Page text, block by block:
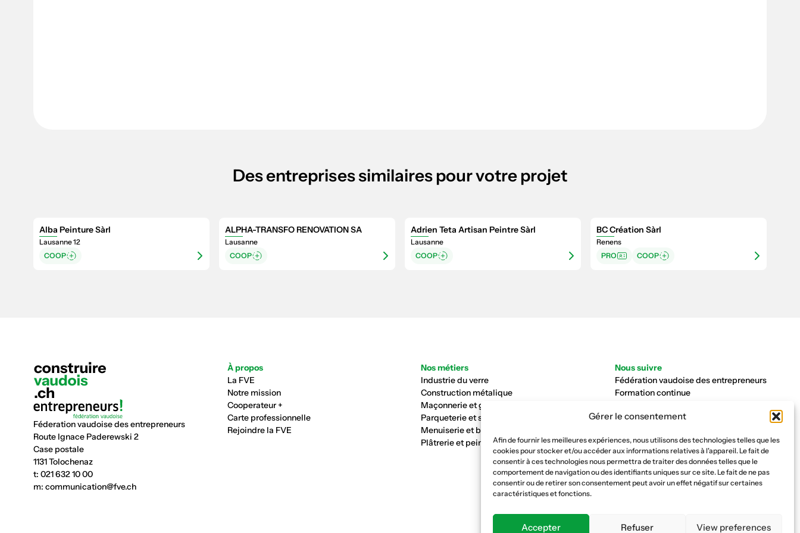
Gérer le consentement
Afin de fournir les meilleures expériences, nous utilisons des technologies telles que les
cookies pour stocker et/ou accéder aux informations relatives à l'appareil. Le fait de
consentir à ces technologies nous permettra de traiter des données telles que le
comportement de navigation ou des identifiants uniques sur ce site. Le fait de ne pas
consentir ou de retirer son consentement peut avoir un effet négatif sur certaines
caractéristiques et fonctions.
Accepter Refuser View preferences
Des entreprises similaires pour votre projet
Alba Peinture Sàrl
Lausanne 12
COOP
ALPHA-TRANSFO RENOVATION SA
Lausanne
COOP
Adrien Teta Artisan Peintre Sàrl
Lausanne
COOP
BC Création Sàrl
Renens
PRO
COOP
Féderation vaudoise des entrepreneurs
Route Ignace Paderewski 2
Case postale
1131 Tolochenaz
t: 021 632 10 00
m: communication@fve.ch
À propos
La FVE
Notre mission
Cooperateur +
Carte professionnelle
Rejoindre la FVE
Nos métiers
Industrie du verre
Construction métalique
Maçonnerie et génie civil
Parqueterie et sols
Menuiserie et bois
Plâtrerie et peinture
Nous suivre
Fédération vaudoise des entrepreneurs
Formation continue
Caisse AVS 66.1